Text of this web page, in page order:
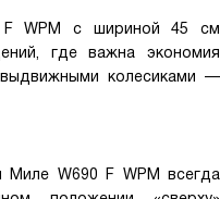
F WPM с шириной 45 см
где важна экономия
колесиками —
Миле W690 F WPM всегда